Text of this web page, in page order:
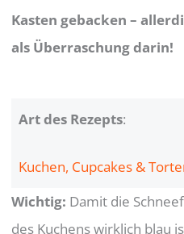
Kasten gebacken –
als Überraschung darin!
Art des Rezepts:
Kuchen, Cupcakes &
Wichtig: Damit die
des Kuchens wirklich blau